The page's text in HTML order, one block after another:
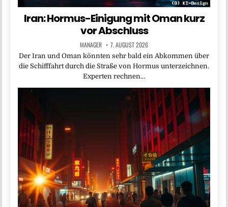
Iran: Hormus-Einigung mit Oman kurz
vor Abschluss
MANAGER 7. AUGUST 2026
Der Iran und Oman könnten sehr bald ein Abkommen über
die Schifffahrt durch die Straße von Hormus unterzeichnen.
Experten rechnen…